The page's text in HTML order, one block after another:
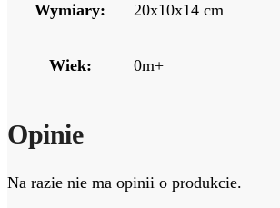
Wymiary: 20x10x14 cm
Wiek: 0m+
Opinie
Na razie nie ma opinii o produkcie.